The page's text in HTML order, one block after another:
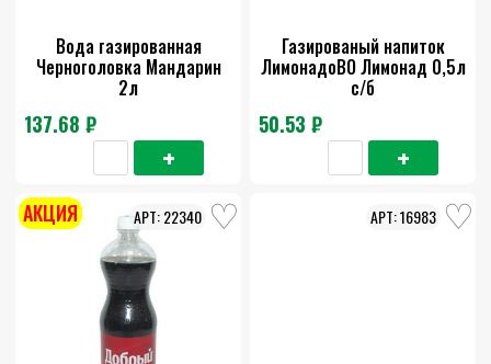
Вода газированная
Черноголовка Мандарин
2л
137.68 ₽
Газированый напиток
ЛимонадоВО Лимонад 0,5л
с/б
50.53 ₽
22340
АКЦИЯ 16983